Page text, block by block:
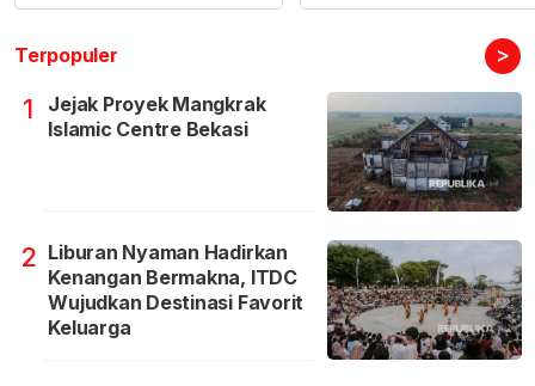
Terpopuler >
1
Jejak Proyek Mangkrak
Islamic Centre Bekasi
2 Liburan Nyaman Hadirkan
Kenangan Bermakna, ITDC
Wujudkan Destinasi Favorit
Keluarga